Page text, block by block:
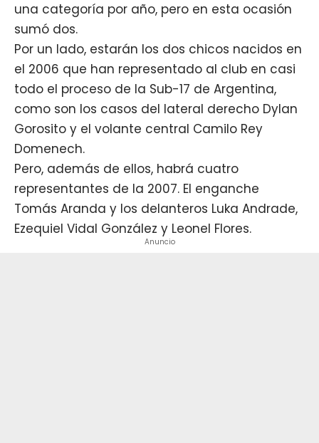
una categoría por año, pero en esta ocasión
sumó dos.
Por un lado, estarán los dos chicos nacidos en
el 2006 que han representado al club en casi
todo el proceso de la Sub-17 de Argentina,
como son los casos del lateral derecho Dylan
Gorosito y el volante central Camilo Rey
Domenech.
Pero, además de ellos, habrá cuatro
representantes de la 2007. El enganche
Tomás Aranda y los delanteros Luka Andrade,
Ezequiel Vidal González y Leonel Flores.
Anuncio